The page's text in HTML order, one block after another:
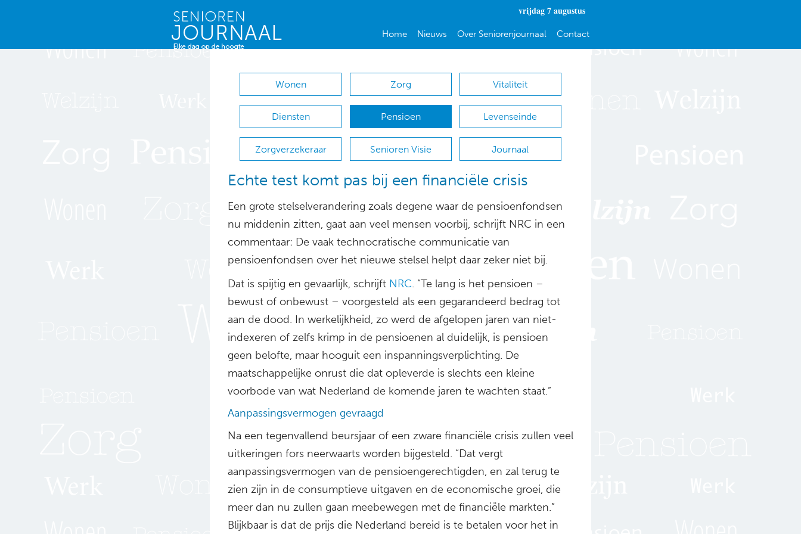
vrijdag 7 augustus
Home Nieuws Over Seniorenjournaal Contact
Wonen Zorg Vitaliteit
Diensten Pensioen Levenseinde
Zorgverzekeraar Senioren Visie Journaal
Echte test komt pas bij een financiële crisis
Een grote stelselverandering zoals degene waar de pensioenfondsen
nu middenin zitten, gaat aan veel mensen voorbij, schrijft NRC in een
commentaar: De vaak technocratische communicatie van
pensioenfondsen over het nieuwe stelsel helpt daar zeker niet bij.
Dat is spijtig en gevaarlijk, schrijft NRC. “Te lang is het pensioen –
bewust of onbewust – voorgesteld als een gegarandeerd bedrag tot
aan de dood. In werkelijkheid, zo werd de afgelopen jaren van niet-
indexeren of zelfs krimp in de pensioenen al duidelijk, is pensioen
geen belofte, maar hooguit een inspanningsverplichting. De
maatschappelijke onrust die dat opleverde is slechts een kleine
voorbode van wat Nederland de komende jaren te wachten staat.”
Aanpassingsvermogen gevraagd
Na een tegenvallend beursjaar of een zware financiële crisis zullen veel
uitkeringen fors neerwaarts worden bijgesteld. “Dat vergt
aanpassingsvermogen van de pensioengerechtigden, en zal terug te
zien zijn in de consumptieve uitgaven en de economische groei, die
meer dan nu zullen gaan meebewegen met de financiële markten.”
Blijkbaar is dat de prijs die Nederland bereid is te betalen voor het in